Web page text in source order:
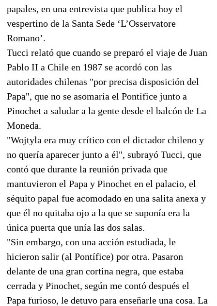
papales, en una entrevista que publica hoy el
vespertino de la Santa Sede ‘L’Osservatore
Romano’.
Tucci relató que cuando se preparó el viaje de Juan
Pablo II a Chile en 1987 se acordó con las
autoridades chilenas "por precisa disposición del
Papa", que no se asomaría el Pontífice junto a
Pinochet a saludar a la gente desde el balcón de La
Moneda.
"Wojtyla era muy crítico con el dictador chileno y
no quería aparecer junto a él", subrayó Tucci, que
contó que durante la reunión privada que
mantuvieron el Papa y Pinochet en el palacio, el
séquito papal fue acomodado en una salita anexa y
que él no quitaba ojo a la que se suponía era la
única puerta que unía las dos salas.
"Sin embargo, con una acción estudiada, le
hicieron salir (al Pontífice) por otra. Pasaron
delante de una gran cortina negra, que estaba
cerrada y Pinochet, según me contó después el
Papa furioso, le detuvo para enseñarle una cosa. La